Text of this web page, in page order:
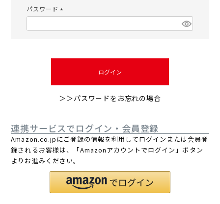
パスワード
須)
ログイン
＞＞パスワードをお忘れの場合
連携サービスでログイン・会員登録
Amazon.co.jpにご登録の情報を利用してログインまたは会員登
録されるお客様は、「Amazonアカウントでログイン」ボタン
よりお進みください。